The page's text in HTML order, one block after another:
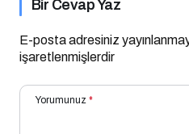
Bir Cevap Yaz
E-posta adresiniz
işaretlenmişlerdir
Yorumunuz *